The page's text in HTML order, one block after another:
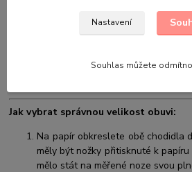
Jak vybrat správnou velikost obuvi:
Na papír obkreslete obě chodidla
měly být nožky přitisknuté k
mělo stát na měřené noze svou
Nastavení
Souhlas můžete